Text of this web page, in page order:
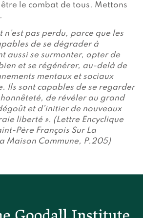
le combat de tous. Mettons
n’est pas perdu, parce que les
de se dégrader à
aussi se surmonter, opter de
et se régénérer, au-delà de
mentaux et sociaux
Ils sont capables de se regarder
de révéler au grand
et d’initier de nouveaux
liberté ». (Lettre Encyclique
Père François Sur La
Maison Commune, P.205)